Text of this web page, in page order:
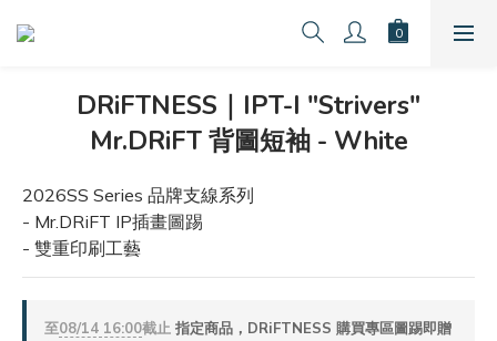
DRiFTNESS｜IPT-I "Strivers"
Mr.DRiFT 背圖短袖 - White
2026SS Series 品牌支線系列
- Mr.DRiFT IP插畫圖踢
- 雙重印刷工藝
至08/14 16:00截止 指定商品，DRiFTNESS 購買專區圖踢即贈